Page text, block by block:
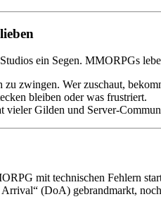
ein Segen. MMORPGs
zwingen. Wer zuschaut,
bleiben oder was frustriert.
vieler Gilden und Server-
mit technischen Fehlern
(DoA) gebrandmarkt,